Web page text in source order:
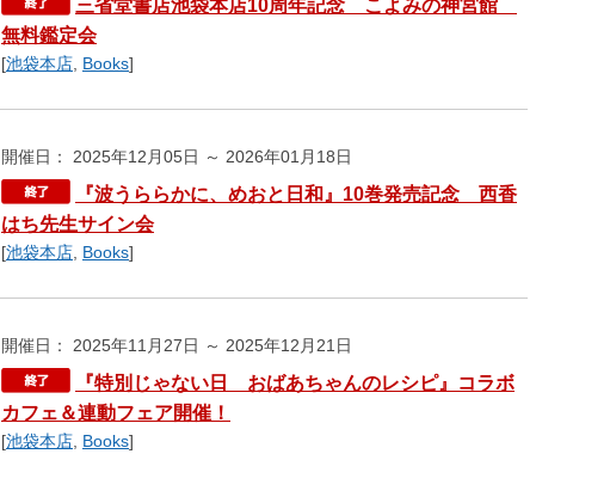
三省堂書店池袋本店10周年記念 こよみの神宮館
無料鑑定会
[池袋本店 Books]
開催日： 2025年12月05日 ～ 2026年01月18日
『波うららかに、めおと日和』10巻発売記念 西香
はち先生サイン会
[池袋本店 Books]
開催日： 2025年11月27日 ～ 2025年12月21日
『特別じゃない日 おばあちゃんのレシピ』コラボ
カフェ＆連動フェア開催！
[池袋本店 Books]